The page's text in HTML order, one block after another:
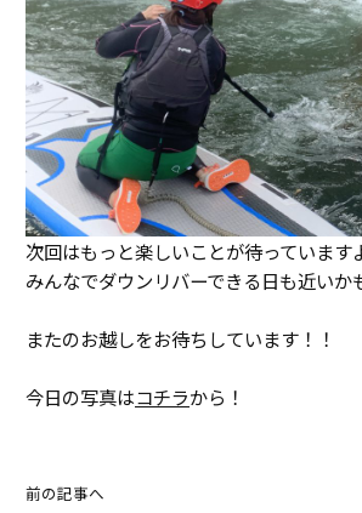
次回はもっと楽しいことが待っています
みんなでダウンリバーできる日も近いか
またのお越しをお待ちしています！！
今日の写真はコチラから！
前の記事へ